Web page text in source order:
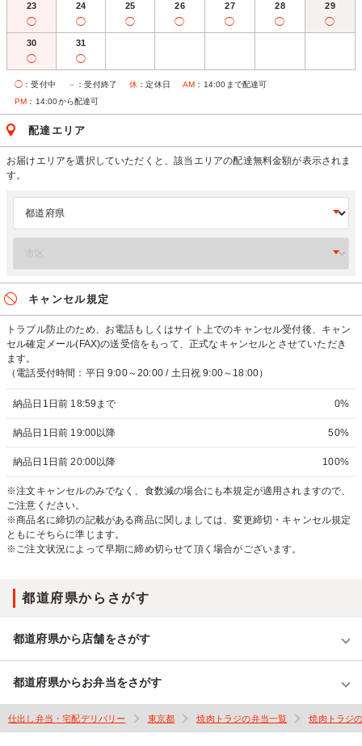
23
◯
24
◯
25
◯
26
◯
27
◯
28
◯
29
◯
30
◯
31
◯
◯ ：受付中 － ：受付終了 休 ：定休日 AM ：14:00まで配達可
PM ：14:00から配達可
配達エリア
お届けエリアを選択していただくと、該当エリアの配達無料金額が表示されま
す。
キャンセル規定
トラブル防止のため、お電話もしくはサイト上でのキャンセル受付後、キャン
セル確定メール(FAX)の送受信をもって、正式なキャンセルとさせていただき
ます。
（電話受付時間：平日 9:00～20:00 / 土日祝 9:00～18:00）
納品日1日前 18:59まで 0%
納品日1日前 19:00以降 50%
納品日1日前 20:00以降 100%
※注文キャンセルのみでなく、食数減の場合にも本規定が適用されますので、
ご注意ください。
※商品名に締切の記載がある商品に関しましては、変更締切・キャンセル規定
ともにそちらに準じます。
※ご注文状況によって早期に締め切らせて頂く場合がございます。
都道府県からさがす
都道府県から店舗をさがす
都道府県からお弁当をさがす
仕出し弁当・宅配デリバリー 東京都 焼肉トラジの弁当一覧 焼肉トラジ